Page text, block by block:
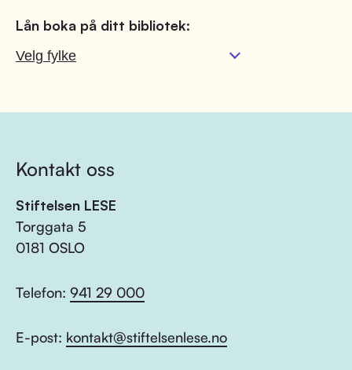
Lån boka på ditt bibliotek:
Kontakt oss
Stiftelsen LESE
Torggata 5
0181 OSLO
Telefon: 941 29 000
E-post: kontakt@stiftelsenlese.no